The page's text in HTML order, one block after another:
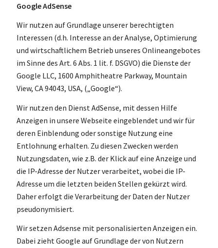
Google AdSense
Wir nutzen auf Grundlage unserer berechtigten
Interessen (d.h. Interesse an der Analyse, Optimierung
und wirtschaftlichem Betrieb unseres Onlineangebotes
im Sinne des Art. 6 Abs. 1 lit. f. DSGVO) die Dienste der
Google LLC, 1600 Amphitheatre Parkway, Mountain
View, CA 94043, USA, („Google“).
Wir nutzen den Dienst AdSense, mit dessen Hilfe
Anzeigen in unsere Webseite eingeblendet und wir für
deren Einblendung oder sonstige Nutzung eine
Entlohnung erhalten. Zu diesen Zwecken werden
Nutzungsdaten, wie z.B. der Klick auf eine Anzeige und
die IP-Adresse der Nutzer verarbeitet, wobei die IP-
Adresse um die letzten beiden Stellen gekürzt wird.
Daher erfolgt die Verarbeitung der Daten der Nutzer
pseudonymisiert.
Wir setzen Adsense mit personalisierten Anzeigen ein.
Dabei zieht Google auf Grundlage der von Nutzern